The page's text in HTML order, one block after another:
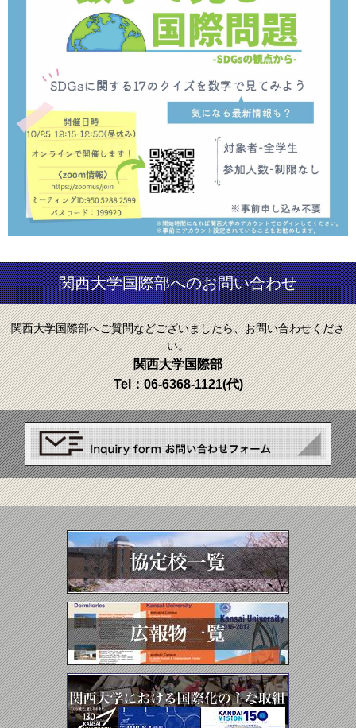
関西大学国際部へのお問い合わせ
関西大学国際部へご質問などございましたら、お問い合わせくださ
い。
関西大学国際部
Tel：06-6368-1121(代)